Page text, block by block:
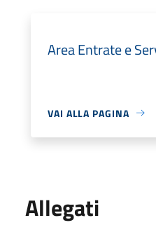
Area Entrate e
VAI ALLA PAGINA
Allegati